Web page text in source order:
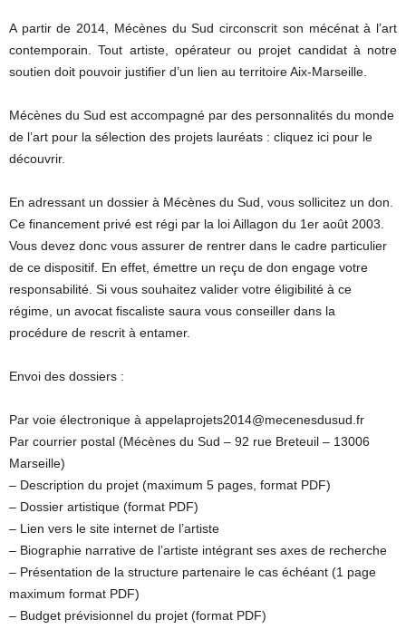
A partir de 2014, Mécènes du Sud circonscrit son mécénat à l’art
contemporain. Tout artiste, opérateur ou projet candidat à notre
soutien doit pouvoir justifier d’un lien au territoire Aix-Marseille.
Mécènes du Sud est accompagné par des personnalités du monde
de l’art pour la sélection des projets lauréats : cliquez ici pour le
découvrir.
En adressant un dossier à Mécènes du Sud, vous sollicitez un don.
Ce financement privé est régi par la loi Aillagon du 1er août 2003.
Vous devez donc vous assurer de rentrer dans le cadre particulier
de ce dispositif. En effet, émettre un reçu de don engage votre
responsabilité. Si vous souhaitez valider votre éligibilité à ce
régime, un avocat fiscaliste saura vous conseiller dans la
procédure de rescrit à entamer.
Envoi des dossiers :
Par voie électronique à appelaprojets2014@mecenesdusud.fr
Par courrier postal (Mécènes du Sud – 92 rue Breteuil – 13006
Marseille)
– Description du projet (maximum 5 pages, format PDF)
– Dossier artistique (format PDF)
– Lien vers le site internet de l’artiste
– Biographie narrative de l’artiste intégrant ses axes de recherche
– Présentation de la structure partenaire le cas échéant (1 page
maximum format PDF)
– Budget prévisionnel du projet (format PDF)